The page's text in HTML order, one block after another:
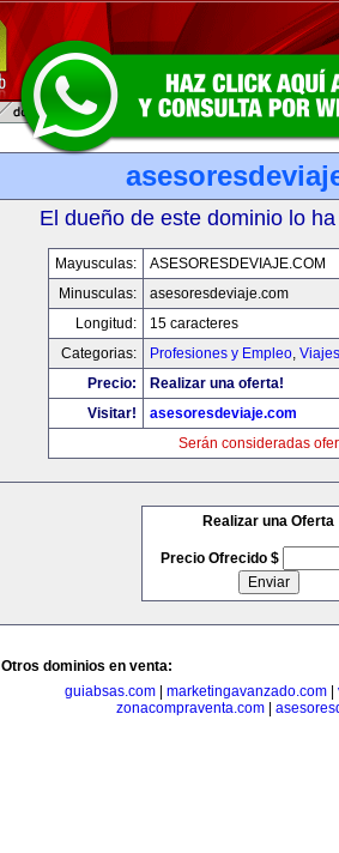
El dueño de este dominio lo
Mayusculas:
ASESORESDEVIAJE.COM
Minusculas:
asesoresdeviaje.com
Longitud:
15 caracteres
Categorias:
Profesiones y Empleo,
Precio:
Realizar una oferta!
Visitar!
asesoresdeviaje.com
Serán consideradas
Realizar una Oferta
Precio Ofrecido $
Otros dominios en venta:
guiabsas.com
marketingavanzado.com
zonacompraventa.com|